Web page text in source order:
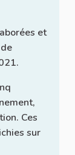
et
Ces
sur